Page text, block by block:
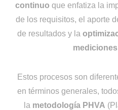
continuo que enfatiza la
de los requisitos, el aporte
de resultados y la
mediciones
Estos procesos son
en términos generales,
la metodología PHVA